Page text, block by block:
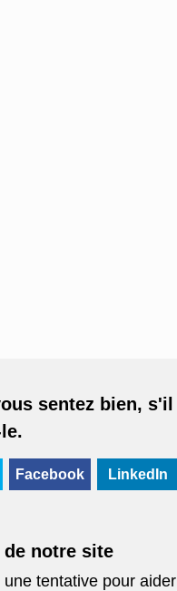
sentez bien,
Facebook LinkedIn
de notre site
une tentative pour